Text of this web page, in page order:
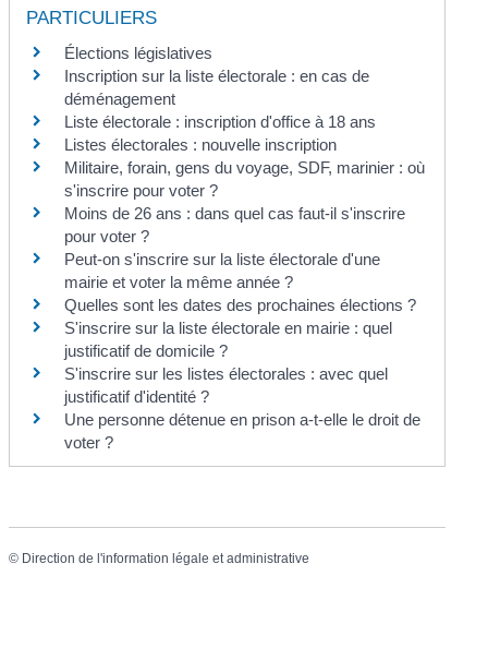
PARTICULIERS
Élections législatives
Inscription sur la liste électorale : en cas de
déménagement
Liste électorale : inscription d'office à 18 ans
Listes électorales : nouvelle inscription
Militaire, forain, gens du voyage, SDF, marinier : où
s'inscrire pour voter ?
Moins de 26 ans : dans quel cas faut-il s'inscrire
pour voter ?
Peut-on s'inscrire sur la liste électorale d'une
mairie et voter la même année ?
Quelles sont les dates des prochaines élections ?
S'inscrire sur la liste électorale en mairie : quel
justificatif de domicile ?
S'inscrire sur les listes électorales : avec quel
justificatif d'identité ?
Une personne détenue en prison a-t-elle le droit de
voter ?
© Direction de l'information légale et administrative